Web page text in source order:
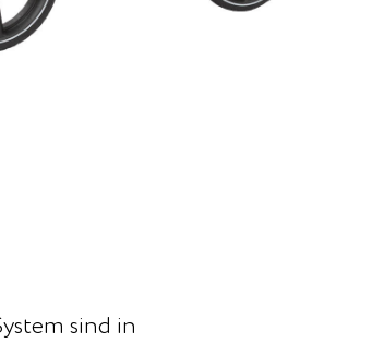
sind in